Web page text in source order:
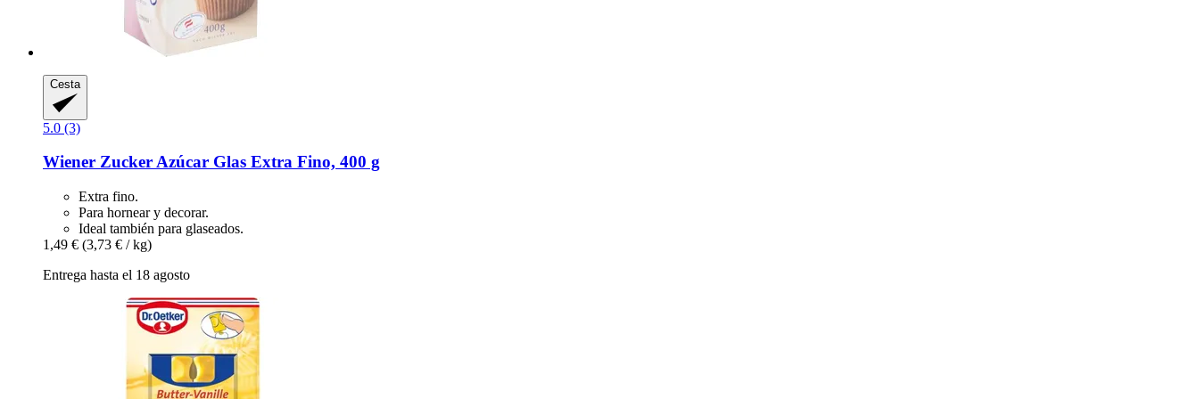
Cesta
5.0 (3)
Wiener ZuckerAzúcar Glas Extra Fino, 400 g
Extra fino.
Para hornear y decorar.
Ideal también para glaseados.
1,49 € (3,73 € / kg)
Entrega hasta el 18 agosto